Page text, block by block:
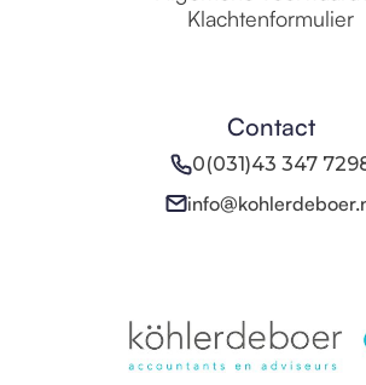
Klachtenformulier
Contact
0(031)43 347